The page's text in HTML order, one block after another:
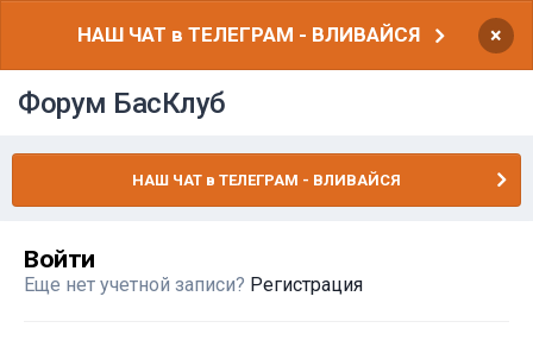
НАШ ЧАТ в ТЕЛЕГРАМ - ВЛИВАЙСЯ ×
Форум БасКлуб
НАШ ЧАТ в ТЕЛЕГРАМ - ВЛИВАЙСЯ
Войти
Еще нет учетной записи? Регистрация